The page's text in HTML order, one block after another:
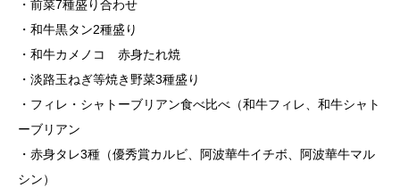
・前菜7種盛り合わせ
・和牛黒タン2種盛り
・和牛カメノコ 赤身たれ焼
・淡路玉ねぎ等焼き野菜3種盛り
・フィレ・シャトーブリアン食べ比べ（和牛フィレ、和牛シャト
ーブリアン
・赤身タレ3種（優秀賞カルビ、阿波華牛イチボ、阿波華牛マル
シン）